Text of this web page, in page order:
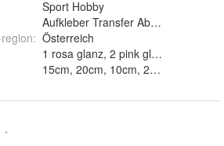
Sport Hobby
Aufkleber Transfer Abziebild
: Österreich
*